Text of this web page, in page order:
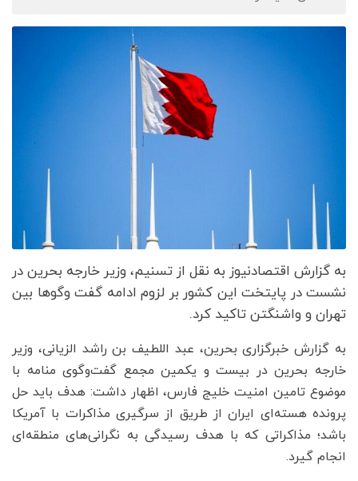
به گزارش اقتصادنیوز به نقل از تسنیم، وزیر خارجه بحرین در
نشست در پایتخت این کشور بر لزوم ادامه گفت‌ وگوها بین
تهران و واشنگتن تاکید کرد.
به گزارش خبرگزاری بحرین، عبد اللطیف بن راشد الزیانی، وزیر
خارجه بحرین در بیست و یکمین مجمع گفت‌وگوی منامه با
موضوع تامین امنیت خلیج فارس، اظهار داشت: هدف باید حل
پرونده هسته‌ای ایران از طریق از سرگیری مذاکرات با آمریکا
باشد؛ مذاکراتی که با هدف رسیدگی به نگرانی‌های منطقه‌ای
انجام گیرد.